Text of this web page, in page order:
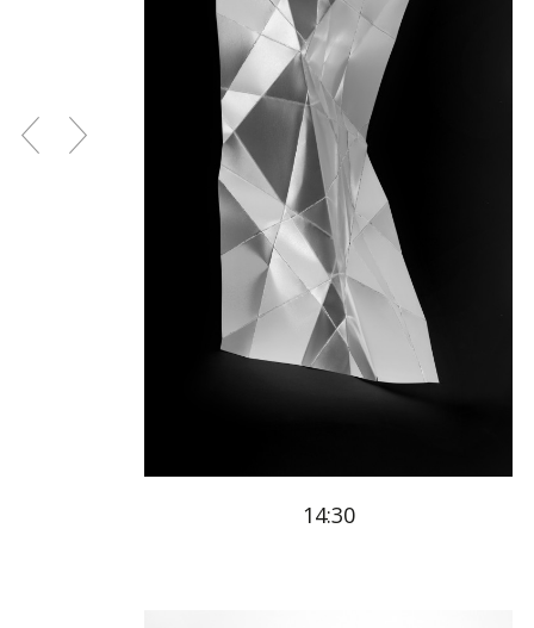
14:30